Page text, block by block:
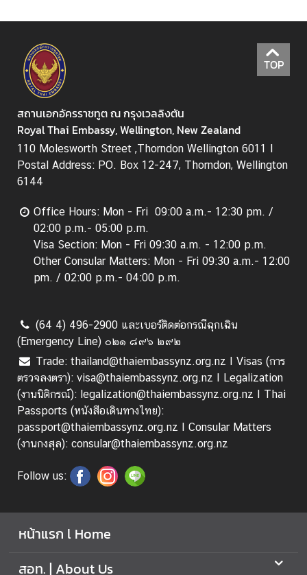
U
s
ข่
า
ว
|
N
e
w
ธุ
ร
กิ
B
u
s
i
n
e
s
s
/
ง
TOP
สถานเอกอัครราชทูต ณ กรุงเวลลิงตัน
Royal Thai Embassy, Wellington, New Zealand
110 Molesworth Street ,Thorndon Wellington 6011 I
Postal Address: PO. Box 12-247, Thorndon, Wellington
6144
Office Hours: Mon - Fri 09:00 a.m.- 12:30 pm. /
02:00 p.m.- 05:00 p.m.
Visa Section: Mon - Fri 09:30 a.m. - 12:00 p.m.
Other Consular Matters: Mon - Fri 09:30 a.m.- 12:00
pm. / 02:00 p.m.- 04:00 p.m.
(64 4) 496-2900 และเบอร์ติดต่อกรณีฉุกเฉิน
(Emergency Line) ๐๒๑ ๘๙๖ ๒๙๒
Trade: thailand@thaiembassynz.org.nz I Visas (การ
ตรวจลงตรา): visa@thaiembassynz.org.nz I Legalization
(งานนิติกรณ์): legalization@thaiembassynz.org.nz I Thai
Passports (หนังสือเดินทางไทย):
passport@thaiembassynz.org.nz I Consular Matters
(งานกงสุล): consular@thaiembassynz.org.nz
Follow us:
หน้าแรก l Home
สอท. | About Us